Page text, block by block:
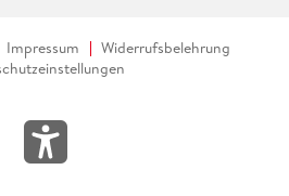
Impressum
Widerrufsbelehrung